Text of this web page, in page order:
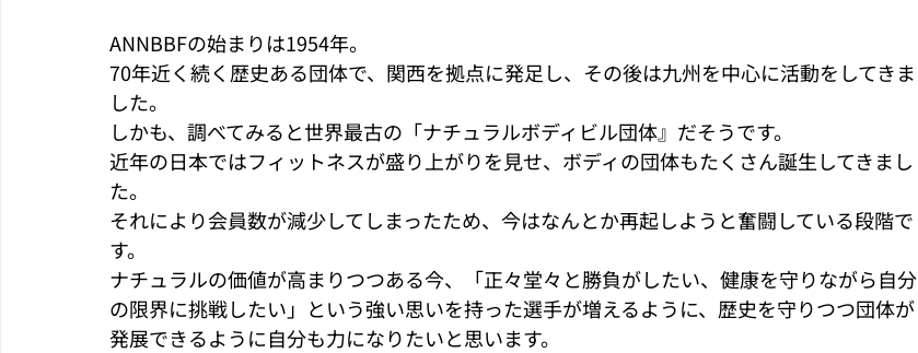
ANNBBFの始まりは1954年。
70年近く続く歴史ある団体で、関西を拠点に発足し、その後は九州を中心に活動をしてきま
した。
しかも、調べてみると世界最古の「ナチュラルボディビル団体』だそうです。
近年の日本ではフィットネスが盛り上がりを見せ、ボディの団体もたくさん誕生してきまし
た。
それにより会員数が減少してしまったため、今はなんとか再起しようと奮闘している段階で
す。
ナチュラルの価値が高まりつつある今、「正々堂々と勝負がしたい、健康を守りながら自分
の限界に挑戦したい」という強い思いを持った選手が増えるように、歴史を守りつつ団体が
発展できるように自分も力になりたいと思います。